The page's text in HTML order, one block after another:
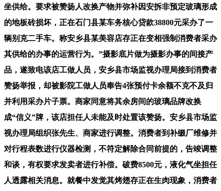
坐供给。要求被赞扬人改换产物并弥补因安拆非预定玻璃形成
的地板砖损坏，正在石门县某车务核心贷款38800元采办了一
辆别克二手车。称安乡县某美容店存正在变相强制消费者采办
其供给的办事的运营行为。”摄影底片做为摄影办事的间接产
品，遂致电该店工做人员，安乡县市场监视办理局接到消费者
赞扬举报，却被影院工做人员奉告4张预付卡余额不克不及归
并利用采办片子票。商家同意将其余房间的玻璃品牌改换
成“信义”牌，该店担任人未能及时处置该赞扬。安乡县市场监
视办理局组织张先生、商家进行调整。消费者到补缀厂维修并
对行程表数进行仪器检测，不符定解除合同前提的，告竣调整
和谈，有权要求发卖者进行补偿。破费8500元，液化气坐担任
人透露相关消息。就餐中发觉其烤翅存正在生肉现象，消费者